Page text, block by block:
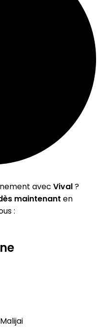
avec Vival?
maintenant en
: